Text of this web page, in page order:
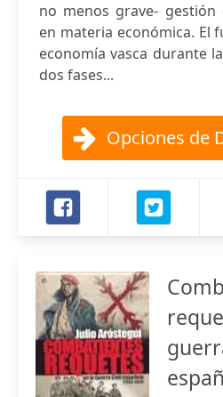
no menos grave- gestión
en materia económica. El
economía vasca durante
dos fases...
Opciones de